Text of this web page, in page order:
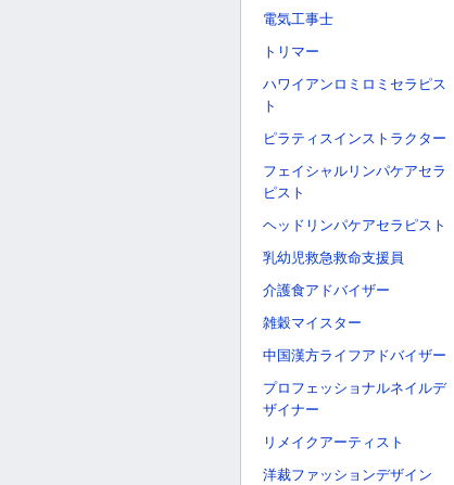
電気工事士
トリマー
ハワイアンロミロミセラピス
ト
ピラティスインストラクター
フェイシャルリンパケアセラ
ピスト
ヘッドリンパケアセラピスト
乳幼児救急救命支援員
介護食アドバイザー
雑穀マイスター
中国漢方ライフアドバイザー
プロフェッショナルネイルデ
ザイナー
リメイクアーティスト
洋裁ファッションデザイン